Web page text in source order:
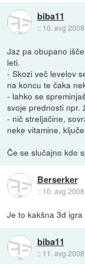
biba11
:: 10. avg
Jaz pa obupano
leti.
- Skozi več levelov
na koncu te čaka
- lahko se
svoje prednosti npr.
- nič streljačine,
neke vitamine,
Če se slučajno kdo
Berserker
:: 10. avg
Je to kakšna 3d
biba11
:: 11. avg